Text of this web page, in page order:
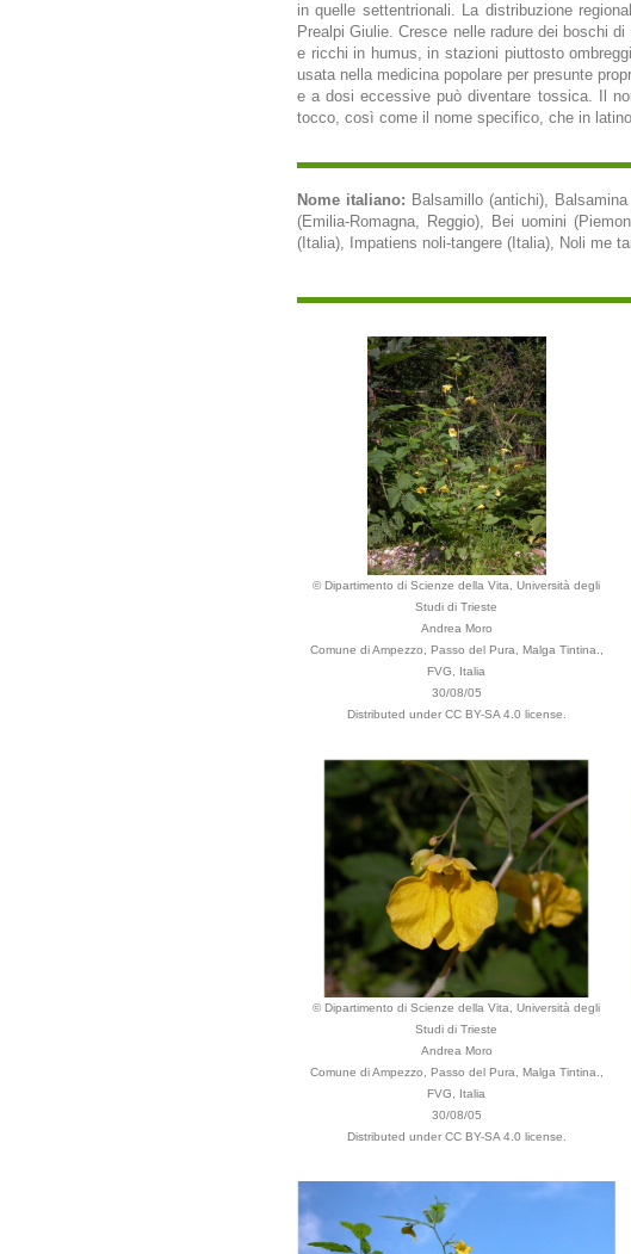
in quelle settentrionali. La distribuzione
Prealpi Giulie. Cresce nelle radure dei boschi
e ricchi in humus, in stazioni piuttosto
usata nella medicina popolare per presunte
e a dosi eccessive può diventare tossica. Il
tocco, così come il nome specifico, che in
Nome italiano: Balsamillo (antichi),
(Emilia-Romagna, Reggio), Bei uomini
(Italia), Impatiens noli-tangere (Italia), Noli me
© Dipartimento di Scienze della Vita, Università degli
Studi di Trieste
Andrea Moro
Comune di Ampezzo, Passo del Pura, Malga Tintina.,
FVG, Italia
30/08/05
Distributed under CC BY-SA 4.0 license.
© Dipartimento di Scienze della Vita, Università degli
Studi di Trieste
Andrea Moro
Comune di Ampezzo, Passo del Pura, Malga Tintina.,
FVG, Italia
30/08/05
Distributed under CC BY-SA 4.0 license.